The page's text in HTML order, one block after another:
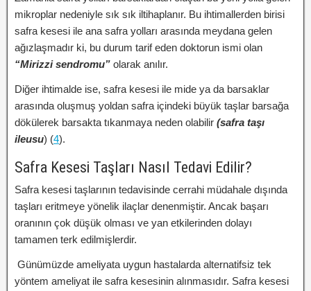
mikroplar nedeniyle sık sık iltihaplanır. Bu ihtimallerden birisi
safra kesesi ile ana safra yolları arasında meydana gelen
ağızlaşmadır ki, bu durum tarif eden doktorun ismi olan
“Mirizzi sendromu” olarak anılır.
Diğer ihtimalde ise, safra kesesi ile mide ya da barsaklar
arasında oluşmuş yoldan safra içindeki büyük taşlar barsağa
dökülerek barsakta tıkanmaya neden olabilir (safra taşı
ileusu) (4).
Safra Kesesi Taşları Nasıl Tedavi Edilir?
Safra kesesi taşlarının tedavisinde cerrahi müdahale dışında
taşları eritmeye yönelik ilaçlar denenmiştir. Ancak başarı
oranının çok düşük olması ve yan etkilerinden dolayı
tamamen terk edilmişlerdir.
Günümüzde ameliyata uygun hastalarda alternatifsiz tek
yöntem ameliyat ile safra kesesinin alınmasıdır. Safra kesesi